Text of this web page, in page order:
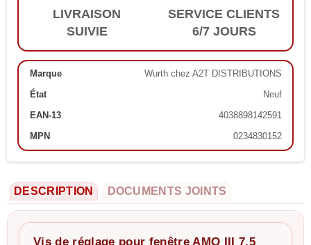
LIVRAISON
SUIVIE
SERVICE CLIENTS
6/7 JOURS
Marque
Wurth chez A2T DISTRIBUTIONS
État
Neuf
EAN-13
4038898142591
MPN
0234830152
DESCRIPTION DOCUMENTS JOINTS
Vis de réglage pour fenêtre AMO III 7,5